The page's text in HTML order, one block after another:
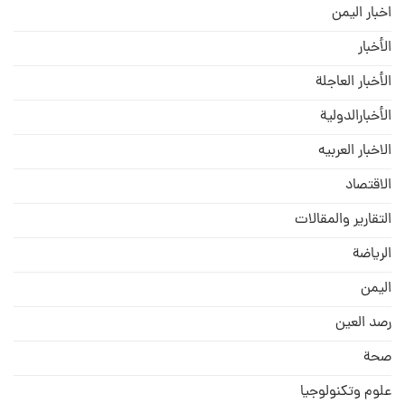
اخبار اليمن
الأخبار
الأخبار العاجلة
الأخبارالدولية
الاخبار العربيه
الاقتصاد
التقارير والمقالات
الریاضة
الیمن
رصد العین
صحة
علوم وتكنولوجيا